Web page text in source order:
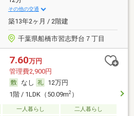
その他の交通
築13年2ヶ月 / 2階建
千葉県船橋市習志野台７丁目
7.60万円
管理費2,900円
なし
12万円
1階 / 1LDK（50.09m2）
一人暮らし 二人暮らし